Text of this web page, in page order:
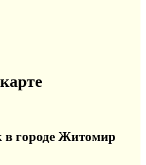
в городе Житомир